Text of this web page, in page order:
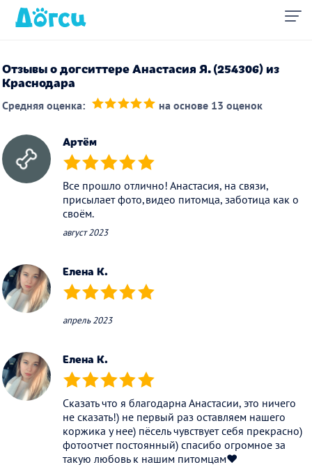
Отзывы о догситтере Анастасия Я. (254306) из
Краснодара
Средняя оценка: на основе 13 оценок
Артём
(*) (*) (*) (*) (*)
Все прошло отлично! Анастасия, на связи,
присылает фото,видео питомца, заботица как о
своём.
август 2023
Елена К.
(*) (*) (*) (*) (*)
апрель 2023
Елена К.
(*) (*) (*) (*) (*)
Сказать что я благодарна Анастасии, это ничего
не сказать!) не первый раз оставляем нашего
коржика у нее) пёсель чувствует себя прекрасно)
фотоотчет постоянный) спасибо огромное за
такую любовь к нашим питомцам❤️